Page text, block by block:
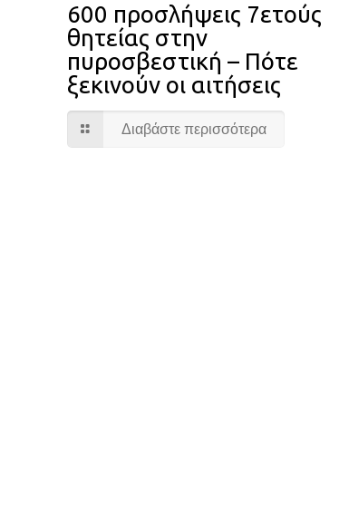
600 προσλήψεις 7ετούς
θητείας στην
πυροσβεστική – Πότε
ξεκινούν οι αιτήσεις
Διαβάστε περισσότερα